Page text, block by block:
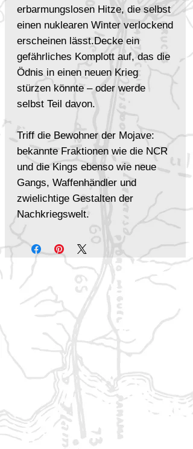
erbarmungslosen Hitze, die selbst
einen nuklearen Winter verlockend
erscheinen lässt.Decke ein
gefährliches Komplott auf, das die
Ödnis in einen neuen Krieg
stürzen könnte – oder werde
selbst Teil davon.
Triff die Bewohner der Mojave:
bekannte Fraktionen wie die NCR
und die Kings ebenso wie neue
Gangs, Waffenhändler und
zwielichtige Gestalten der
Nachkriegswelt.
Führe deine Charaktere auf eine
epische Kampagne durch die
Ruinen der alten Welt, von Stufe 1
bis 20 und darüber
hinaus.Erschaffe neue Charaktere
mit zahlreichen neuen NSCs und
drei zusätzlichen
Herkunftsoptionen:
Überbleibsel der Enklave,
Anhänger der Apokalypse und
Viper-Initiat.